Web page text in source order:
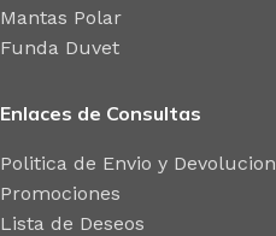
Mantas Polar
Funda Duvet
Enlaces de Consultas
Politica de Envio y Devolucion
Promociones
Lista de Deseos